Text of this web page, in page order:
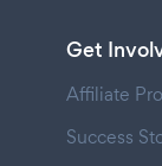
Get
Affiliate
Success